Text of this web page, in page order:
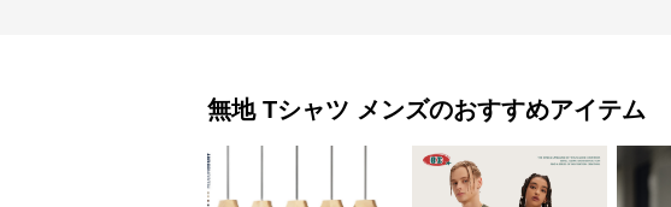
無地 Tシャツ メンズのおすすめアイテム